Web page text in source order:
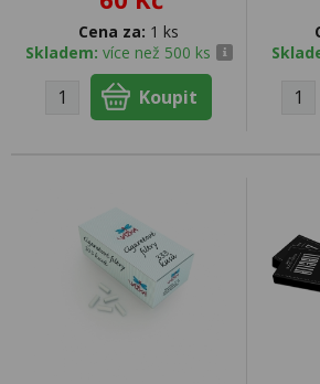
Cena za: 1 ks
Skladem: více než 500 ks